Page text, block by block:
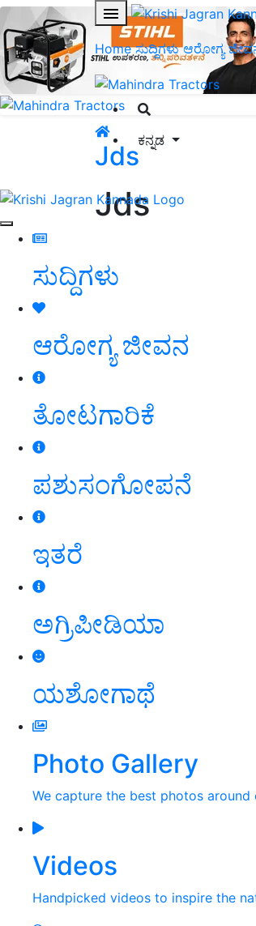
Home ಸುದ್ದಿಗಳು ಆರೋಗ್ಯ
ಕನ್ನಡ
ಸುದ್ದಿಗಳು
ಆರೋಗ್ಯ ಜೀವನ
ತೋಟಗಾರಿಕೆ
ಪಶುಸಂಗೋಪನೆ
ಇತರೆ
ಅಗ್ರಿಪೀಡಿಯಾ
ಯಶೋಗಾಥೆ
Photo Gallery
We capture the best photos
Videos
Handpicked videos to inspire the
Jds
Jds